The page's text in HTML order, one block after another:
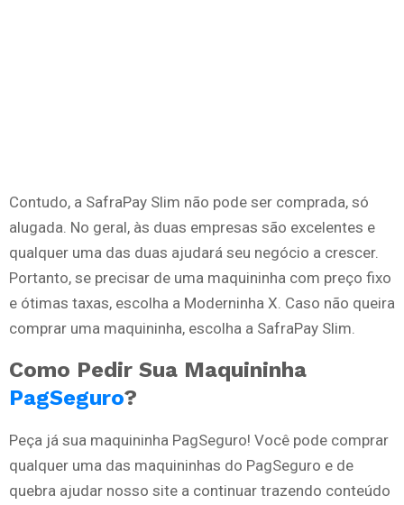
Contudo, a SafraPay Slim não pode ser comprada, só
alugada. No geral, às duas empresas são excelentes e
qualquer uma das duas ajudará seu negócio a crescer.
Portanto, se precisar de uma maquininha com preço fixo
e ótimas taxas, escolha a Moderninha X. Caso não queira
comprar uma maquininha, escolha a SafraPay Slim.
Como Pedir Sua Maquininha
PagSeguro?
Peça já sua maquininha PagSeguro! Você pode comprar
qualquer uma das maquininhas do PagSeguro e de
quebra ajudar nosso site a continuar trazendo conteúdo